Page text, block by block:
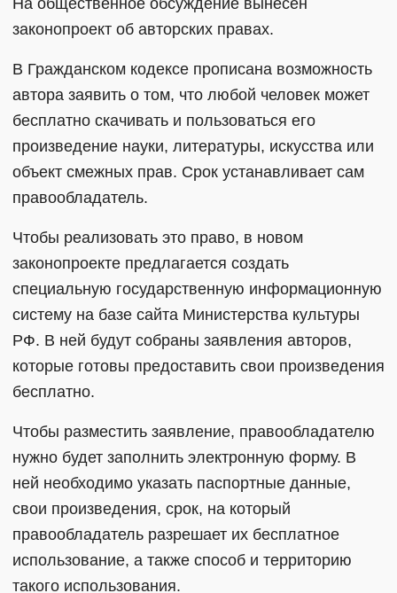
законопроект об авторских правах.
В Гражданском кодексе прописана возможность
автора заявить о том, что любой человек может
бесплатно скачивать и пользоваться его
произведение науки, литературы, искусства или
объект смежных прав. Срок устанавливает сам
правообладатель.
Чтобы реализовать это право, в новом
законопроекте предлагается создать
специальную государственную информационную
систему на базе сайта Министерства культуры
РФ. В ней будут собраны заявления авторов,
которые готовы предоставить свои произведения
бесплатно.
Чтобы разместить заявление, правообладателю
нужно будет заполнить электронную форму. В
ней необходимо указать паспортные данные,
свои произведения, срок, на который
правообладатель разрешает их бесплатное
использование, а также способ и территорию
такого использования.